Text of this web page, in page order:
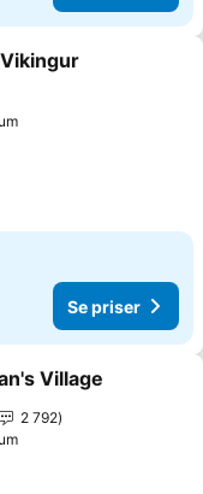
Se priser
favoritter
Village
2 792